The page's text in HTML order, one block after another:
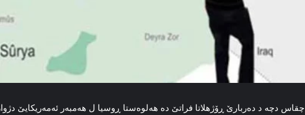
چقاس دچه‌ د ده‌ربارێ ڕۆژهلاتا فراتێ ده‌ هه‌لوه‌ستا ڕوسیا ل هەمبه‌ر ئەمه‌ریکایێ